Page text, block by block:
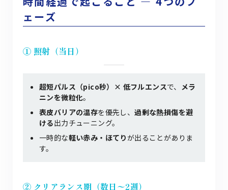
ェーズ
① 照射（当日）
超短パルス（pico秒）× 低フルエンスで、 メラ
ニンを微粒化。
表皮バリアの温存を優先し、過剰な熱損傷を避
ける出力チューニング。
一時的な軽い赤み・ほてりが出ることがありま
す。
② クリアランス期（数日〜2週）